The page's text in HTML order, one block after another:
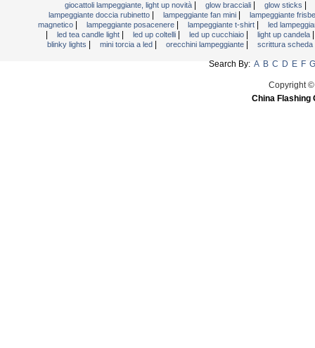
giocattoli lampeggiante, light up novità
glow bracciali glow sticks
lampeggiante doccia rubinetto lampeggiante fan mini
lampeggiante
magnetico
lampeggiante posacenere lampeggiante t-shirt led
led tea candle light led up coltelli led up cucchiaio light up candela
blinky lights mini torcia a led orecchini lampeggiante scrittura
Search By: A B C D E F G
Copyright
China Flashing